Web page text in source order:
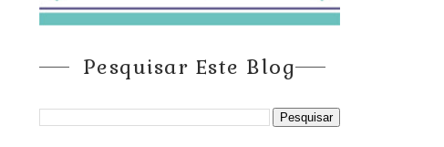
Pesquisar Este Blog